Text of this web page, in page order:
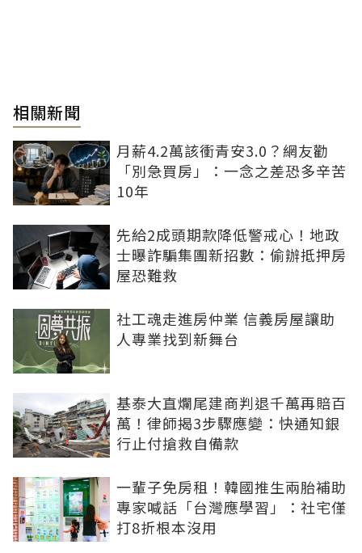
相關新聞
月薪4.2萬該衝青安3.0？網友勸
「別急買房」：一念之差恐多辛苦
10年
先給2成頭期款降低警戒心！地政
士曝詐騙集團新招數：偷辦抵押房
屋恐難救
社工魂走進房仲業 信義房屋讓助
人專業找到新舞台
基泰大直爛尾建商判退千萬再賠百
萬！律師揭3步驟應變：快通知銀
行止付搶救自備款
一輩子免房租！韓國推生兩胎補助
專家喊話「台灣應學習」：社宅僅
打8折根本沒用